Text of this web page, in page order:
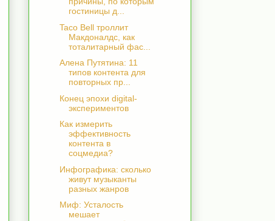
гостиницы д...
Taco Bell троллит
Макдоналдс, как
тоталитарный фас...
Алена Путятина: 11
типов контента для
повторных пр...
Конец эпохи digital-
экспериментов
Как измерить
эффективность
контента в
соцмедиа?
Инфографика: сколько
живут музыканты
разных жанров
Миф: Усталость
мешает